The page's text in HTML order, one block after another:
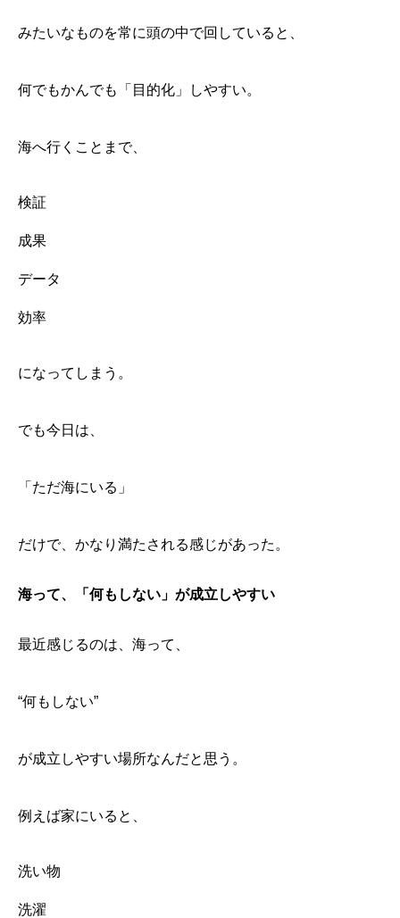
みたいなものを常に頭の中で回していると、
何でもかんでも「目的化」しやすい。
海へ行くことまで、
検証
成果
データ
効率
になってしまう。
でも今日は、
「ただ海にいる」
だけで、かなり満たされる感じがあった。
海って、「何もしない」が成立しやすい
最近感じるのは、海って、
“何もしない”
が成立しやすい場所なんだと思う。
例えば家にいると、
洗い物
洗濯
「今日は波ないな」と思いながら海へ向かった
以前は「海へ行くこと」が仕事みたいになっていた